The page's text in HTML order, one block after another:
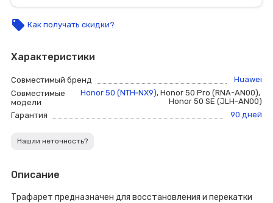
local_offer Как получать скидки?
Характеристики
Совместимый бренд
Huawei
Совместимые
модели
Honor 50 (NTH‑NX9), Honor 50 Pro (RNA-AN00),
Honor 50 SE (JLH-AN00)
Гарантия
90 дней
Нашли неточность?
Описание
Трафарет предназначен для восстановления и перекатки